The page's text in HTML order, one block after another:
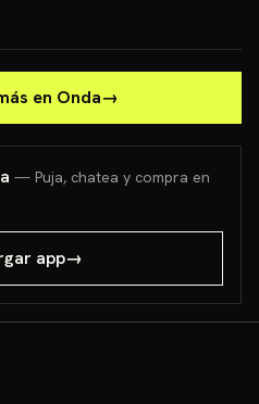
en Onda→
— Puja, chatea y compra en
app→